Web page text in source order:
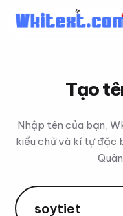
Tạo
Nhập tên của bạn,
kiểu chữ và kí tự đặc